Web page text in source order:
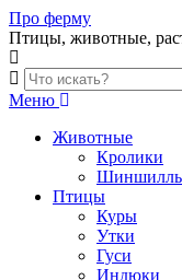
Skip
to
content
Про ферму
Птицы, животные,
Меню
Животные
Кролики
Птицы
Куры
Утки
Гуси
Индюки